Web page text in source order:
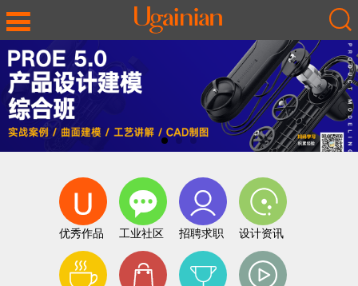
优秀作品 工业社区 招聘求职 设计资讯